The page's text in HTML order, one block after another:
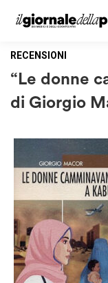
RECENSIONI
“Le donne
di Giorgio